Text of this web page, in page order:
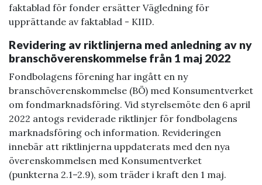
faktablad för fonder ersätter Vägledning för
upprättande av faktablad - KIID.
Revidering av riktlinjerna med anledning av ny
branschöverenskommelse från 1 maj 2022
Fondbolagens förening har ingått en ny
branschöverenskommelse (BÖ) med Konsumentverket
om fondmarknadsföring. Vid styrelsemöte den 6 april
2022 antogs reviderade riktlinjer för fondbolagens
marknadsföring och information. Revideringen
innebär att riktlinjerna uppdaterats med den nya
överenskommelsen med Konsumentverket
(punkterna 2.1–2.9), som träder i kraft den 1 maj.